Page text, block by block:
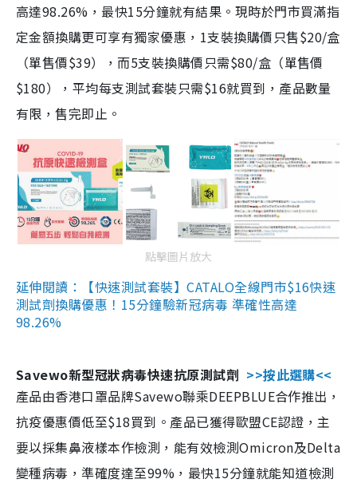
高達98.26%，最快15分鐘就有結果。現時於門市買滿指
定金額換購更可享有獨家優惠，1支裝換購價只售$20/盒
（單售價$39），而5支裝換購價只需$80/盒（單售價
$180），平均每支測試套裝只需$16就買到，產品數量
有限，售完即止。
點擊圖片放大
延伸閱讀：【快速測試套裝】CATALO全線門市$16快速
測試劑換購優惠！15分鐘驗新冠病毒 準確性高達
98.26%
Savewo新型冠狀病毒快速抗原測試劑 >>按此選購<<
產品由香港口罩品牌Savewo聯乘DEEPBLUE合作推出，
抗疫優惠價低至$18買到。產品已獲得歐盟CE認證，主
要以採集鼻液樣本作檢測，能有效檢測Omicron及Delta
變種病毒，準確度達至99%，最快15分鐘就能知道檢測